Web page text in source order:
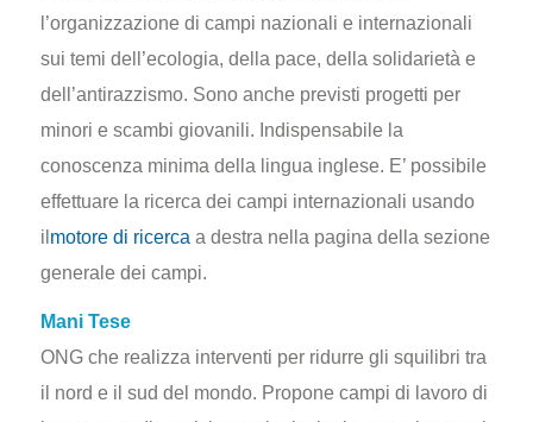
l’organizzazione di campi nazionali e internazionali
sui temi dell’ecologia, della pace, della solidarietà e
dell’antirazzismo. Sono anche previsti progetti per
minori e scambi giovanili. Indispensabile la
conoscenza minima della lingua inglese. E’ possibile
effettuare la ricerca dei campi internazionali usando
il motore di ricercaa destra nella pagina della sezione
generale dei campi.
Mani Tese
ONG che realizza interventi per ridurre gli squilibri tra
il nord e il sud del mondo. Propone campi di lavoro di